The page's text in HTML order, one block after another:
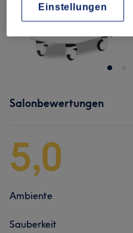
Salonbewertungen
5,0
Ambiente
Sauberkeit
Einstellungen